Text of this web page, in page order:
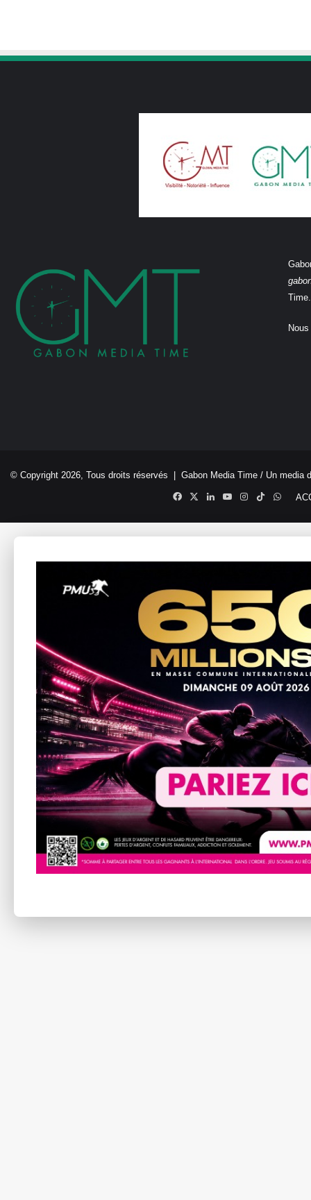
Time.
© Copyright 2026, Tous droits réservés | Gabon Media Time / Un media
Facebook
X LinkedinYouTubeInstagram
TikTok